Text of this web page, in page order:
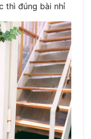
thì đúng bài nhỉ